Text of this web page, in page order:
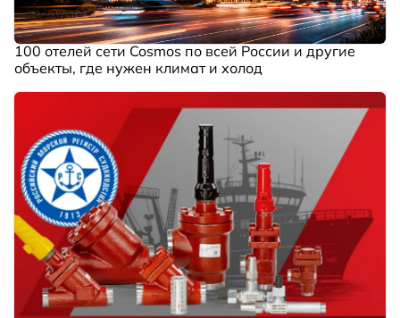
100 отелей сети Cosmos по всей России и другие
объекты, где нужен климат и холод